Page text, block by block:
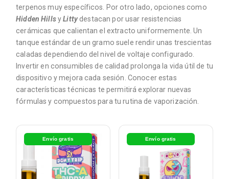
terpenos muy específicos. Por otro lado, opciones como
Hidden HillsyLittydestacan por usar resistencias
cerámicas que calientan el extracto uniformemente. Un
tanque estándar de un gramo suele rendir unas trescientas
caladas dependiendo del nivel de voltaje configurado.
Invertir en consumibles de calidad prolonga la vida útil de tu
dispositivo y mejora cada sesión. Conocer estas
características técnicas te permitirá explorar nuevas
fórmulas y compuestos para tu rutina de vaporización.
Envío gratis Envío gratis